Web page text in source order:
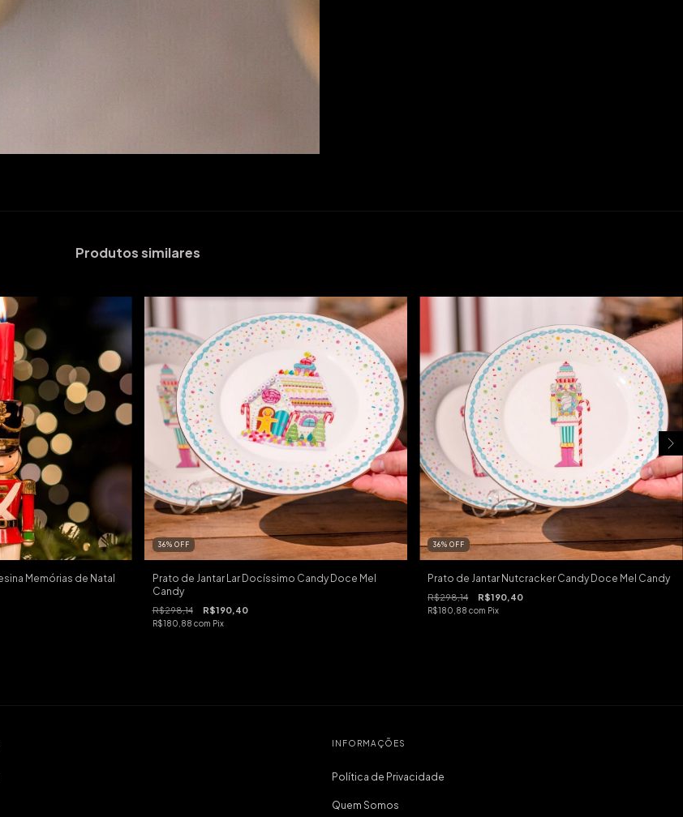
Produtos similares
Memórias de Natal
36% OFF
Prato de Jantar Lar Docíssimo Candy Doce Mel
Candy
R$298,14 R$190,40
R$180,88 com Pix
36%OFF
Prato de Jantar Nutcracker Candy Doce Mel Candy
R$298,14 R$190,40
R$180,88com Pix
INFORMAÇÕES
Política de Privacidade
Quem Somos